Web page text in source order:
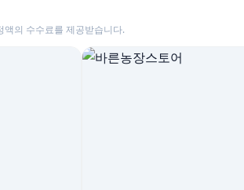
액의 수수료를 제공받습니다.